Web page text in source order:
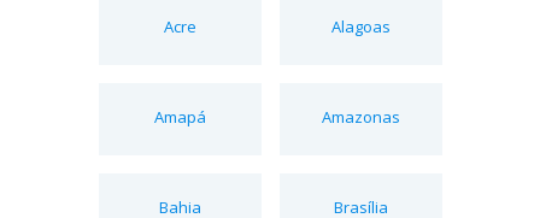
Acre Alagoas
Amapá Amazonas
Bahia Brasília